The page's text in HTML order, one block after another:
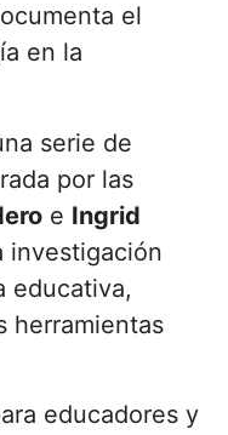
el
en la
serie de
por las
e Ingrid
investigación
educativa,
herramientas
educadores y